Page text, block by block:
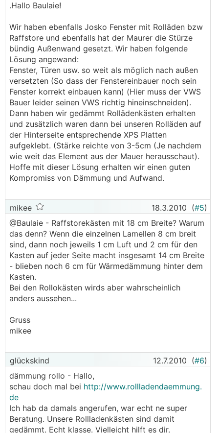
.Hallo Baulaie!
Wir haben ebenfalls Josko Fenster mit Rolläden bzw
Raffstore und ebenfalls hat der Maurer die Stürze
bündig Außenwand gesetzt. Wir haben folgende
Lösung angewand:
Fenster, Türen usw. so weit als möglich nach außen
versetzten (So dass der Fenstereinbauer noch sein
Fenster korrekt einbauen kann) (Hier muss der VWS
Bauer leider seinen VWS richtig hineinschneiden).
Dann haben wir gedämmt Rollädenkästen erhalten
und zusätzlich waren dann bei unseren Rolläden auf
der Hinterseite entsprechende XPS Platten
aufgeklebt. (Stärke reichte von 3-5cm (Je nachdem
wie weit das Element aus der Mauer herausschaut).
Hoffe mit dieser Lösung erhalten wir einen guten
Kompromiss von Dämmung und Aufwand.
mikee 18.3.2010 (#5)
@Baulaie - Raffstorekästen mit 18 cm Breite? Warum
das denn? Wenn die einzelnen Lamellen 8 cm breit
sind, dann noch jeweils 1 cm Luft und 2 cm für den
Kasten auf jeder Seite macht insgesamt 14 cm Breite
- blieben noch 6 cm für Wärmedämmung hinter dem
Kasten.
Bei den Rollokästen wirds aber wahrscheinlich
anders aussehen...
Gruss
mikee
glückskind 12.7.2010 (#6)
dämmung rollo - Hallo,
schau doch mal bei http://www.rollladendaemmung.
de
Ich hab da damals angerufen, war echt ne super
Beratung. Unsere Rollladenkästen sind damit
gedämmt. Echt klasse. Vielleicht hilft es dir.